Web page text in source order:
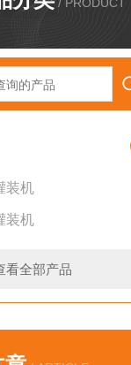
装机
装机
看全部产品